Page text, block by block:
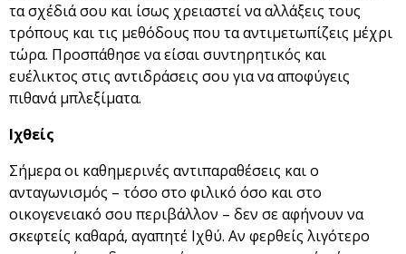
τα σχέδιά σου και ίσως χρειαστεί να αλλάξεις τους
τρόπους και τις μεθόδους που τα αντιμετωπίζεις μέχρι
τώρα. Προσπάθησε να είσαι συντηρητικός και
ευέλικτος στις αντιδράσεις σου για να αποφύγεις
πιθανά μπλεξίματα.
Ιχθείς
Σήμερα οι καθημερινές αντιπαραθέσεις και ο
ανταγωνισμός – τόσο στο φιλικό όσο και στο
οικογενειακό σου περιβάλλον – δεν σε αφήνουν να
σκεφτείς καθαρά, αγαπητέ Ιχθύ. Αν φερθείς λιγότερο